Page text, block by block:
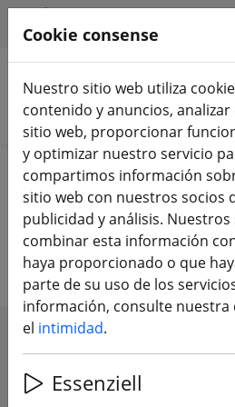
Buscar productos
Home Venta
Venta - Muchos
70% reducidos!
Cookie consense
Nuestro sitio web utiliza
contenido y anuncios,
sitio web, proporcionar
y optimizar nuestro servicio
compartimos información
sitio web con nuestros socios
publicidad y análisis.
combinar esta información
haya proporcionado o que
parte de su uso de los
información, consulte nuestra
el intimidad.
Essenziell